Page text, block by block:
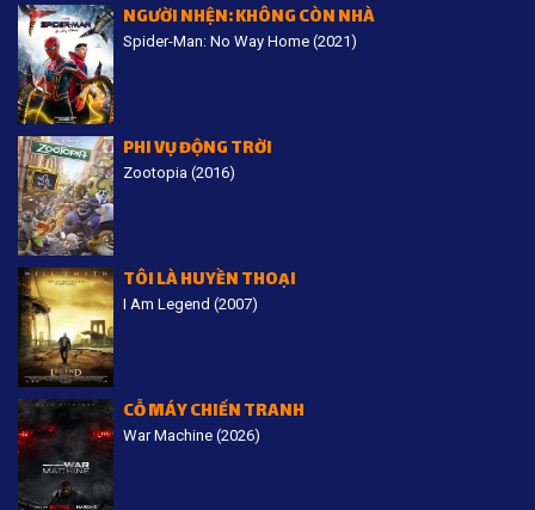
NGƯỜI NHỆN: KHÔNG CÒN NHÀ
Spider-Man: No Way Home (2021)
PHI VỤ ĐỘNG TRỜI
Zootopia (2016)
TÔI LÀ HUYỀN THOẠI
I Am Legend (2007)
CỖ MÁY CHIẾN TRANH
War Machine (2026)